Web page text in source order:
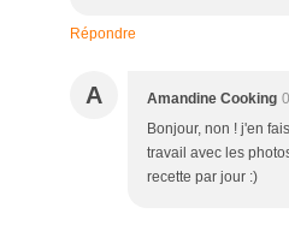
Répondre
A Amandine Cooking
Bonjour, non ! j'en
travail avec les
recette par jour :)